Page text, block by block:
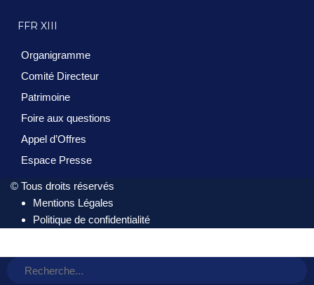
FFR XIII
Organigramme
Comité Directeur
Patrimoine
Foire aux questions
Appel d’Offres
Espace Presse
© Tous droits réservés
Mentions Légales
Politique de confidentialité